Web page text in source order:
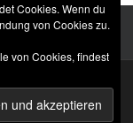
Cookies. Wenn du
von Cookies zu.
von Cookies, findest